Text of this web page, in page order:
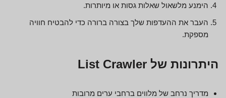
הימנע מלשאול שאלות גסות או מיותרות.
העבר את ההעדפות שלך בצורה ברורה כדי להבטיח חוויה
מספקת.
היתרונות של List Crawler
מדריך נרחב של מלווים ברחבי ערים מרובות